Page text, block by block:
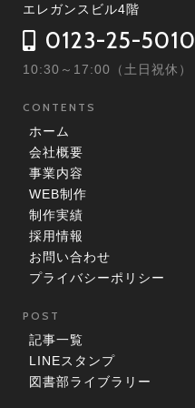
エレガンスビル4階
0123-25-5010
10:30～17:00（土日祝休）
CONTENTS
ホーム
会社概要
事業内容
WEB制作
制作実績
採用情報
お問い合わせ
プライバシーポリシー
POST
記事一覧
LINEスタンプ
図書部ライブラリー